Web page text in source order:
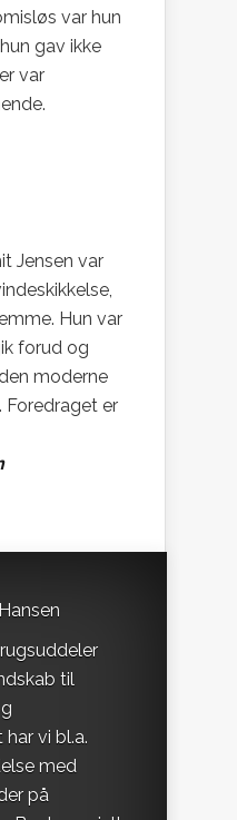
var hun
gav ikke
var
Jensen var
Hun var
forud og
moderne
Foredraget er
til
vi bl.a.
med
på